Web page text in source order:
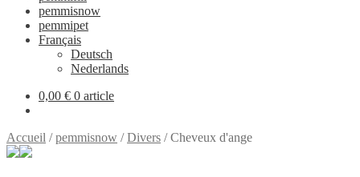
pemmisnow
pemmipet
Français
Deutsch
Nederlands
0,00 € 0 article
Accueil /pemmisnow /Divers /Cheveux d'ange